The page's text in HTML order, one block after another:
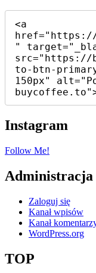
<a
href="https://
"
src="https://
to-btn-
150px"
Instagram
Follow Me!
Administracja
Zaloguj się
Kanał wpisów
Kanał
WordPress.org
TOP